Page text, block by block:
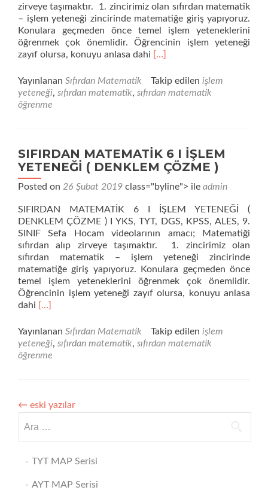
li
)
zirveye taşımaktır. 1. zincirimiz olan sıfırdan matematik
– işlem yeteneği zincirinde matematiğe giriş yapıyoruz.
Konulara geçmeden önce temel işlem yeteneklerini
öğrenmek çok önemlidir. Öğrencinin işlem yeteneği
zayıf olursa, konuyu anlasa dahi Daha
okuyunSIFIRDAN
MATEMATİK
(ORAN
–
ORANTI
)
[…]
Yayınlanan Sıfırdan Matematik Takip edilen işlem
yeteneği, sıfırdan matematik, sıfırdan matematik
öğrenme
SIFIRDAN MATEMATİK 6 I İŞLEM
YETENEĞİ ( DENKLEM ÇÖZME )
Posted on 26 Şubat 2019 class="byline"> ile admin
SIFIRDAN MATEMATİK 6 I İŞLEM YETENEĞİ (
DENKLEM ÇÖZME ) I YKS, TYT, DGS, KPSS, ALES, 9.
SINIF Sefa Hocam videolarının amacı; Matematiği
sıfırdan alıp zirveye taşımaktır. 1. zincirimiz olan
sıfırdan matematik – işlem yeteneği zincirinde
matematiğe giriş yapıyoruz. Konulara geçmeden önce
temel işlem yeteneklerini öğrenmek çok önemlidir.
Öğrencinin işlem yeteneği zayıf olursa, konuyu anlasa
dahi Daha
okuyunSIFIRDAN
MATEMATİK
6
(
DENKLEM
ÇÖZME
[…]
Yayınlanan Sıfırdan Matematik Takip edilen işlem
yeteneği, sıfırdan matematik, sıfırdan matematik
öğrenme
← eski yazılar
TYT MAP Serisi
AYT MAP Serisi